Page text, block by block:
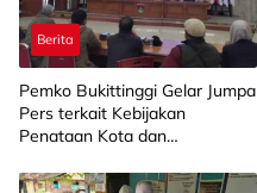
Berita
Pemko Bukittinggi Gelar Jumpa
Pers terkait Kebijakan
Penataan Kota dan
Daerah